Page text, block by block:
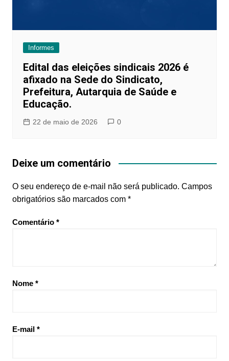
Informes
Edital das eleições sindicais 2026 é
afixado na Sede do Sindicato,
Prefeitura, Autarquia de Saúde e
Educação.
22 de maio de 2026 0
Deixe um comentário
O seu endereço de e-mail não será publicado. Campos
obrigatórios são marcados com *
Comentário *
Nome *
E-mail *